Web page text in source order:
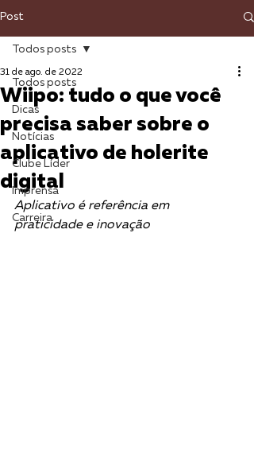
Post
Todos posts
Dicas
Notícias
Clube Líder
Imprensa
Carreira
Todos posts
Wiipo: tudo o que você
precisa saber sobre o
aplicativo de holerite
digital
31 de ago. de 2022
Aplicativo é referência em
praticidade e inovação